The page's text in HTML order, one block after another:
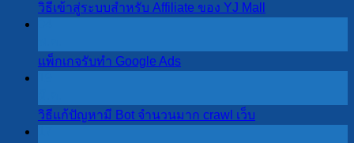
วิธีเข้าสู่ระบบสำหรับ Affiliate ของ YJ Mall
แพ็กเกจรับทำ Google Ads
วิธีแก้ปัญหามี Bot จำนวนมาก crawl เว็บ